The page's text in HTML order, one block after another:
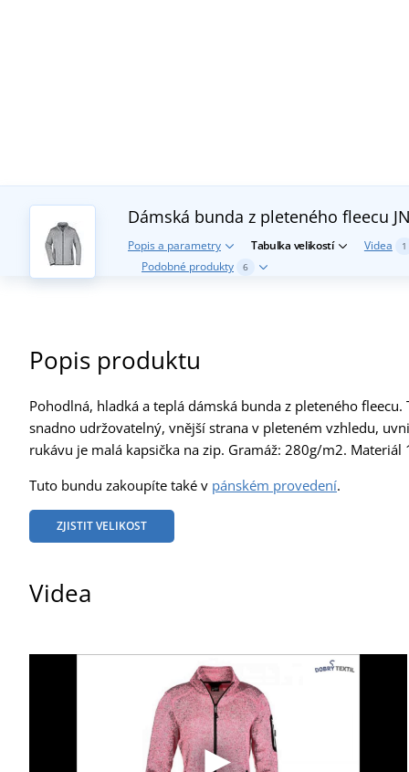
Dámská bunda z pleteného fleecu
Popis a parametry Tabulka velikostí Videa 1
Podobné produkty 6
Popis produktu
Pohodlná, hladká a teplá dámská bunda z pleteného
snadno udržovatelný, vnější strana v pleteném vzhledu,
rukávu je malá kapsička na zip. Gramáž: 280g/m2. Materiál
Tuto bundu zakoupíte také v pánském provedení.
ZJISTIT VELIKOST
Videa